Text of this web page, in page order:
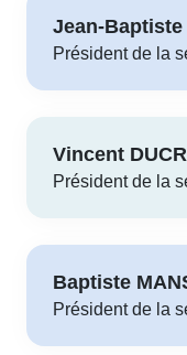
Jean-Baptiste
Président de la
Vincent
Président de la
Baptiste
Président de la